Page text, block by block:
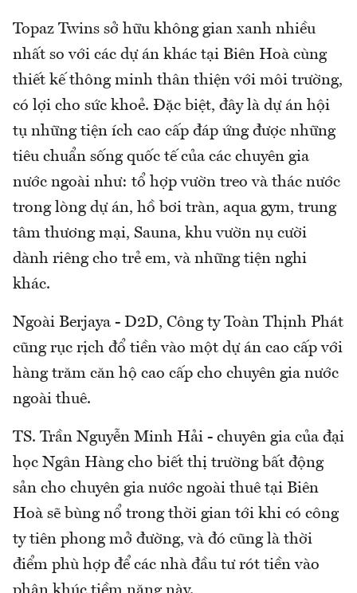
Topaz Twins sở hữu không gian xanh nhiều
nhất so với các dự án khác tại Biên Hoà cùng
thiết kế thông minh thân thiện với môi trường,
có lợi cho sức khoẻ. Đặc biệt, đây là dự án hội
tụ những tiện ích cao cấp đáp ứng được những
tiêu chuẩn sống quốc tế của các chuyên gia
nước ngoài như: tổ hợp vườn treo và thác nước
trong lòng dự án, hồ bơi tràn, aqua gym, trung
tâm thương mại, Sauna, khu vườn nụ cười
dành riêng cho trẻ em, và những tiện nghi
khác.
Ngoài Berjaya - D2D, Công ty Toàn Thịnh Phát
cũng rục rịch đổ tiền vào một dự án cao cấp với
hàng trăm căn hộ cao cấp cho chuyên gia nước
ngoài thuê.
TS. Trần Nguyễn Minh Hải - chuyên gia của đại
học Ngân Hàng cho biết thị trường bất động
sản cho chuyên gia nước ngoài thuê tại Biên
Hoà sẽ bùng nổ trong thời gian tới khi có công
ty tiên phong mở đường, và đó cũng là thời
điểm phù hợp để các nhà đầu tư rót tiền vào